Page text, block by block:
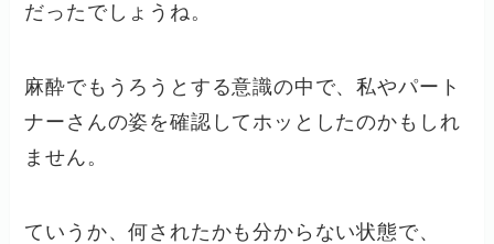
だったでしょうね。
麻酔でもうろうとする意識の中で、私やパート
ナーさんの姿を確認してホッとしたのかもしれ
ません。
ていうか、何されたかも分からない状態で、